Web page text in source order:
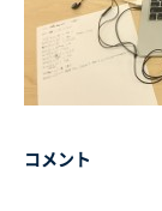
コメント